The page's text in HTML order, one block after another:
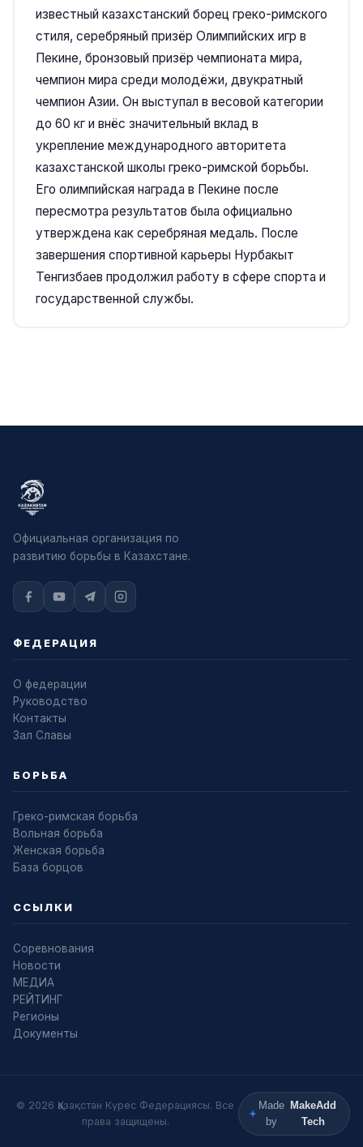
известный казахстанский борец греко-римского
стиля, серебряный призёр Олимпийских игр в
Пекине, бронзовый призёр чемпионата мира,
чемпион мира среди молодёжи, двукратный
чемпион Азии. Он выступал в весовой категории
до 60 кг и внёс значительный вклад в
укрепление международного авторитета
казахстанской школы греко-римской борьбы.
Его олимпийская награда в Пекине после
пересмотра результатов была официально
утверждена как серебряная медаль. После
завершения спортивной карьеры Нурбакыт
Тенгизбаев продолжил работу в сфере спорта и
государственной службы.
Официальная организация по
развитию борьбы в Казахстане.
ФЕДЕРАЦИЯ
О федерации
Руководство
Контакты
Зал Славы
БОРЬБА
Греко-римская борьба
Вольная борьба
Женская борьба
База борцов
ССЫЛКИ
Соревнования
Новости
МЕДИА
РЕЙТИНГ
Регионы
Документы
© 2026 Қазақстан Күрес Федерациясы. Все
права защищены.
Made
by
MakeAdd
Tech